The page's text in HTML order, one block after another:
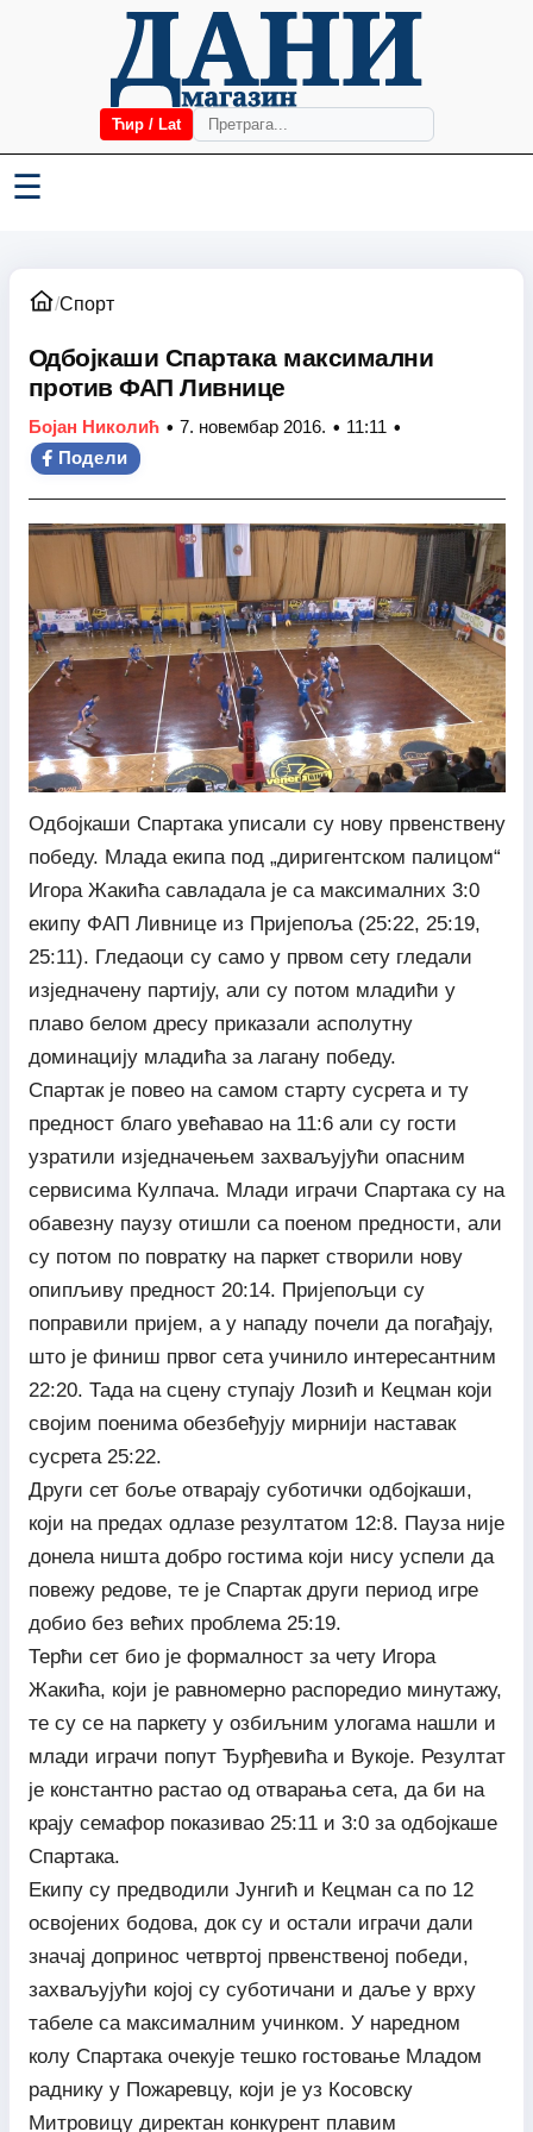
Ћир / Lat
☰
/Спорт
Одбојкаши Спартака максимални
против ФАП Ливнице
Бојан Николић • 7. новембар 2016. • 11:11 •
Подели
Одбојкаши Спартака уписали су нову првенствену
победу. Млада екипа под „диригентском палицом“
Игора Жакића савладала је са максималних 3:0
екипу ФАП Ливнице из Пријепоља (25:22, 25:19,
25:11). Гледаоци су само у првом сету гледали
изједначену партију, али су потом младићи у
плаво белом дресу приказали асполутну
доминацију младића за лагану победу.
Спартак је повео на самом старту сусрета и ту
предност благо увећавао на 11:6 али су гости
узратили изједначењем захваљујући опасним
сервисима Кулпача. Млади играчи Спартака су на
обавезну паузу отишли са поеном предности, али
су потом по повратку на паркет створили нову
опипљиву предност 20:14. Пријепољци су
поправили пријем, а у нападу почели да погађају,
што је финиш првог сета учинило интересантним
22:20. Тада на сцену ступају Лозић и Кецман који
својим поенима обезбеђују мирнији наставак
сусрета 25:22.
Други сет боље отварају суботички одбојкаши,
који на предах одлазе резултатом 12:8. Пауза није
донела ништа добро гостима који нису успели да
повежу редове, те је Спартак други период игре
добио без већих проблема 25:19.
Терћи сет био је формалност за чету Игора
Жакића, који је равномерно распоредио минутажу,
те су се на паркету у озбиљним улогама нашли и
млади играчи попут Ђурђевића и Вукоје. Резултат
је константно растао од отварања сета, да би на
крају семафор показивао 25:11 и 3:0 за одбојкаше
Спартака.
Екипу су предводили Јунгић и Кецман са по 12
освојених бодова, док су и остали играчи дали
значај допринос четвртој првенственој победи,
захваљујући којој су суботичани и даље у врху
табеле са максималним учинком. У наредном
колу Спартака очекује тешко гостовање Младом
раднику у Пожаревцу, који је уз Косовску
Митровицу директан конкурент плавим